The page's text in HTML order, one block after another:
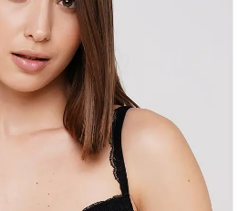
Велосипедки з високою
талією TRACKS 01
(чорний) Giulia